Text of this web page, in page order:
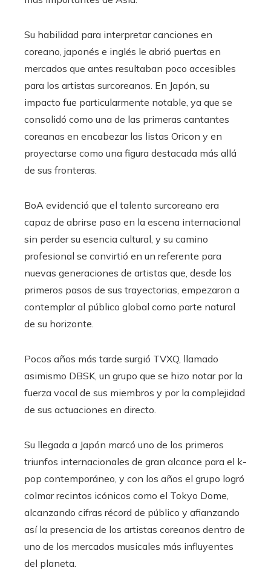
Su habilidad para interpretar canciones en
coreano, japonés e inglés le abrió puertas en
mercados que antes resultaban poco accesibles
para los artistas surcoreanos. En Japón, su
impacto fue particularmente notable, ya que se
consolidó como una de las primeras cantantes
coreanas en encabezar las listas Oricon y en
proyectarse como una figura destacada más allá
de sus fronteras.
BoA evidenció que el talento surcoreano era
capaz de abrirse paso en la escena internacional
sin perder su esencia cultural, y su camino
profesional se convirtió en un referente para
nuevas generaciones de artistas que, desde los
primeros pasos de sus trayectorias, empezaron a
contemplar al público global como parte natural
de su horizonte.
Pocos años más tarde surgió TVXQ, llamado
asimismo DBSK, un grupo que se hizo notar por la
fuerza vocal de sus miembros y por la complejidad
de sus actuaciones en directo.
Su llegada a Japón marcó uno de los primeros
triunfos internacionales de gran alcance para el k-
pop contemporáneo, y con los años el grupo logró
colmar recintos icónicos como el Tokyo Dome,
alcanzando cifras récord de público y afianzando
así la presencia de los artistas coreanos dentro de
uno de los mercados musicales más influyentes
del planeta.